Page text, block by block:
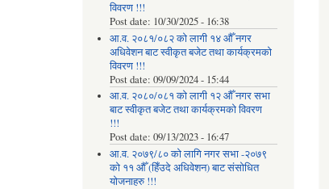
विवरण !!!
Post date: 10/30/2025 - 16:38
आ.व. २०८१/०८२ को लागी १४ औँ नगर
अधिवेशन बाट स्वीकृत बजेट तथा कार्यक्रमको
विवरण !!!
Post date: 09/09/2024 - 15:44
आ.व. २०८०/०८१ को लागी १२ औँ नगर सभा
बाट स्वीकृत बजेट तथा कार्यक्रमको विवरण
!!!
Post date: 09/13/2023 - 16:47
आ.व. २०७९/८० को लागि नगर सभा -२०७९
को ११ औँ (हिँउदे अधिवेशन) बाट संसोधित
योजनाहरु !!!